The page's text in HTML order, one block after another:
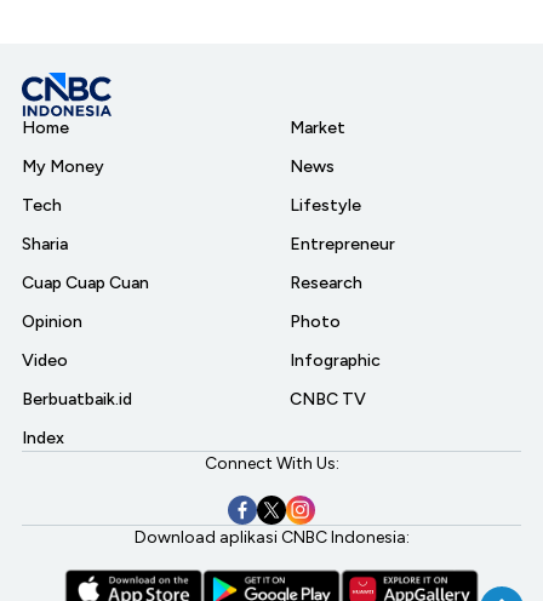
Home
My Money
Tech
Sharia
Cuap Cuap Cuan
Opinion
Video
Berbuatbaik.id
Index
Market
News
Lifestyle
Entrepreneur
Research
Photo
Infographic
CNBC TV
Connect With Us:
Download aplikasi CNBC Indonesia: